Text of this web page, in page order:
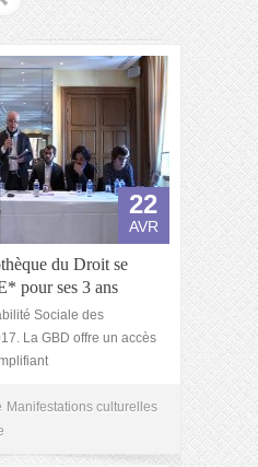
22
AVR
du Droit se
pour ses 3 ans
Sociale des
La GBD offre un accès
Manifestations culturelles